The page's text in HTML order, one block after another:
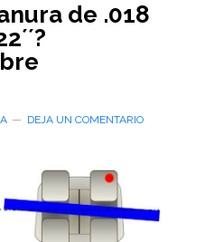
de .018
DEJA UN COMENTARIO